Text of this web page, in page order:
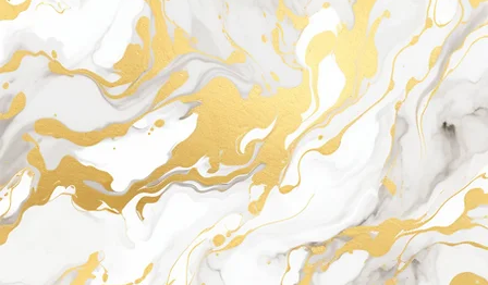
AREA bingo